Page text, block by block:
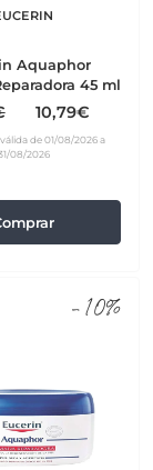
Aquaphor
45 ml
10,79€
de 01/08/2026 a
08/2026
-10%